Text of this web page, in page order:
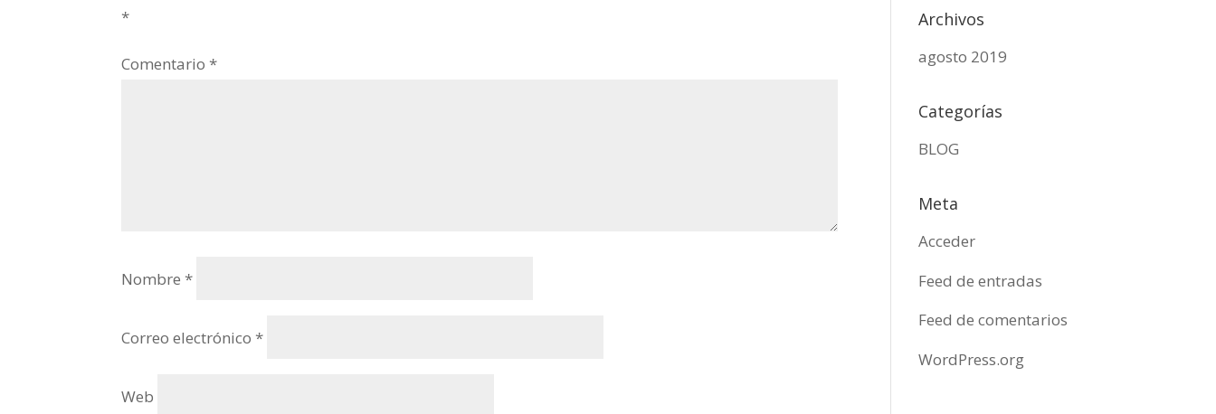
*
Comentario *
Nombre *
Correo electrónico *
Web
Archivos
agosto 2019
Categorías
BLOG
Meta
Acceder
Feed de entradas
Feed de comentarios
WordPress.org